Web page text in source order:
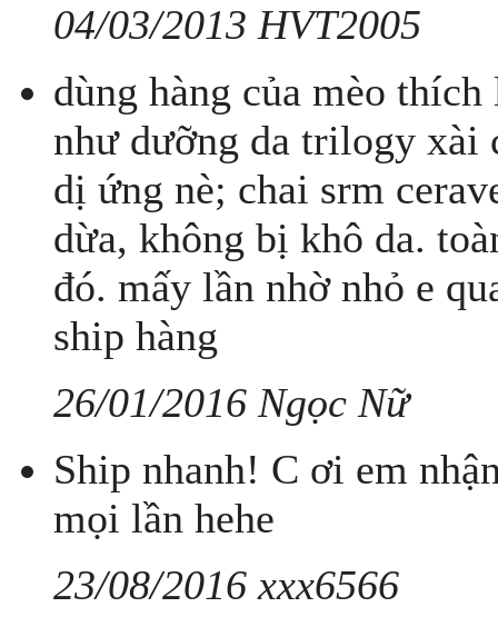
04/03/2013 HVT2005
dùng hàng của mèo
như dưỡng da trilogy xài
dị ứng nè; chai srm
dừa, không bị khô da.
đó. mấy lần nhờ nhỏ e
ship hàng
26/01/2016 Ngọc Nữ
Ship nhanh! C ơi em
mọi lần hehe
23/08/2016 xxx6566